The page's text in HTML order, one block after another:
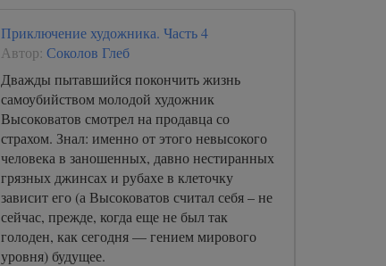
Приключение художника. Часть 4
Автор: Соколов Глеб
Дважды пытавшийся покончить жизнь
самоубийством молодой художник
Высоковатов смотрел на продавца со
страхом. Знал: именно от этого невысокого
человека в заношенных, давно нестиранных
грязных джинсах и рубахе в клеточку
зависит его (а Высоковатов считал себя – не
сейчас, прежде, когда еще не был так
голоден, как сегодня — гением мирового
уровня) будущее.